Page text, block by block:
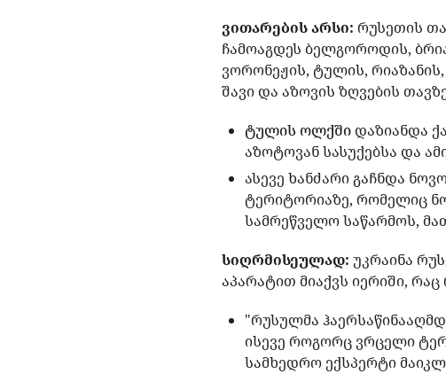
ვითარების არსი:რუსეთის
ჩამოაგდეს ბელგოროდის,
ვორონეჟის, ტულის,
შავი და აზოვის ზღვების
ტულის ოლქში დაზიანდა
აზოტოვან სასუქებსა და
ასევე ხანძარი გაჩნდა
ტერიტორიაზე, რომელიც
სამრეწველო საწარმოს,
სიღრმისეულად:უკრაინა
აპარატით მიაქვს იერიში,
"რუსულმა
ისევე როგორც ვრცელი
სამხედრო ექსპერტი